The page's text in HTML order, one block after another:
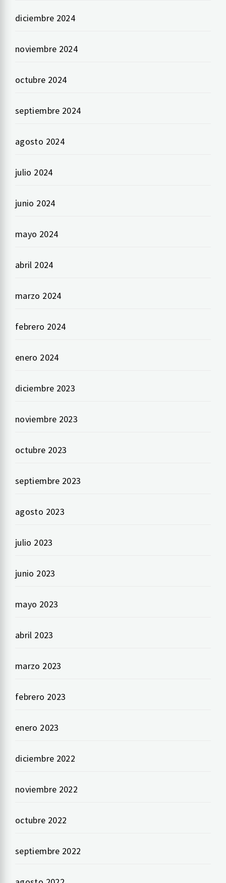
diciembre 2024
noviembre 2024
octubre 2024
septiembre 2024
agosto 2024
julio 2024
junio 2024
mayo 2024
abril 2024
marzo 2024
febrero 2024
enero 2024
diciembre 2023
noviembre 2023
octubre 2023
septiembre 2023
agosto 2023
julio 2023
junio 2023
mayo 2023
abril 2023
marzo 2023
febrero 2023
enero 2023
diciembre 2022
noviembre 2022
octubre 2022
septiembre 2022